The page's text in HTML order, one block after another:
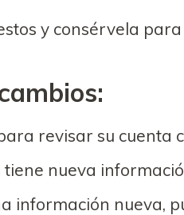
y consérvela
revisar su cuenta
nueva
información nueva,